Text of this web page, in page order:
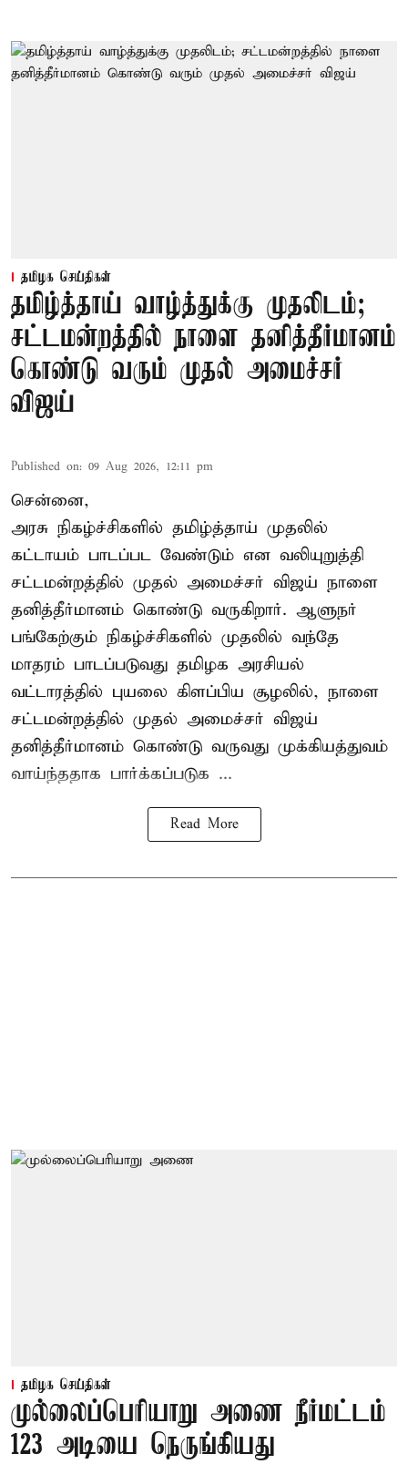
தமிழக செய்திகள்
தமிழ்த்தாய் வாழ்த்துக்கு முதலிடம்;
சட்டமன்றத்தில் நாளை தனித்தீர்மானம்
கொண்டு வரும் முதல் அமைச்சர்
விஜய்
Published on: 09 Aug 2026, 12:11 pm
சென்னை,
அரசு நிகழ்ச்சிகளில் தமிழ்த்தாய் முதலில்
கட்டாயம் பாடப்பட வேண்டும் என வலியுறுத்தி
சட்டமன்றத்தில் முதல் அமைச்சர் விஜய் நாளை
தனித்தீர்மானம் கொண்டு வருகிறார். ஆளுநர்
பங்கேற்கும் நிகழ்ச்சிகளில் முதலில் வந்தே
மாதரம் பாடப்படுவது தமிழக அரசியல்
வட்டாரத்தில் புயலை கிளப்பிய சூழலில், நாளை
சட்டமன்றத்தில் முதல் அமைச்சர் விஜய்
தனித்தீர்மானம் கொண்டு வருவது முக்கியத்துவம்
வாய்ந்ததாக பார்க்கப்படுக ...
Read More
தமிழக செய்திகள்
முல்லைப்பெரியாறு அணை நீர்மட்டம்
123 அடியை நெருங்கியது